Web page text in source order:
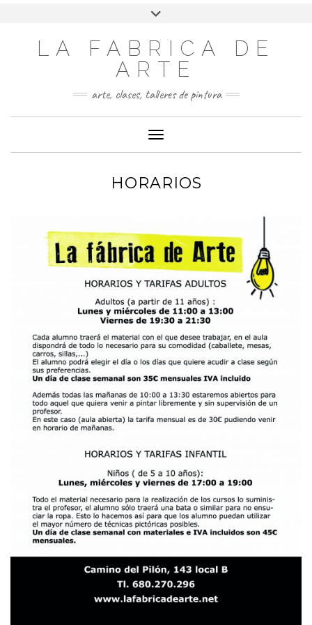
LA FABRICA DE
ARTE
arte, clases, talleres de pintura
Cambiar modo de navegación
HORARIOS